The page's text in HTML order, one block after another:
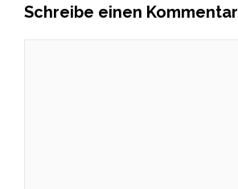
Schreibe einen Kommentar